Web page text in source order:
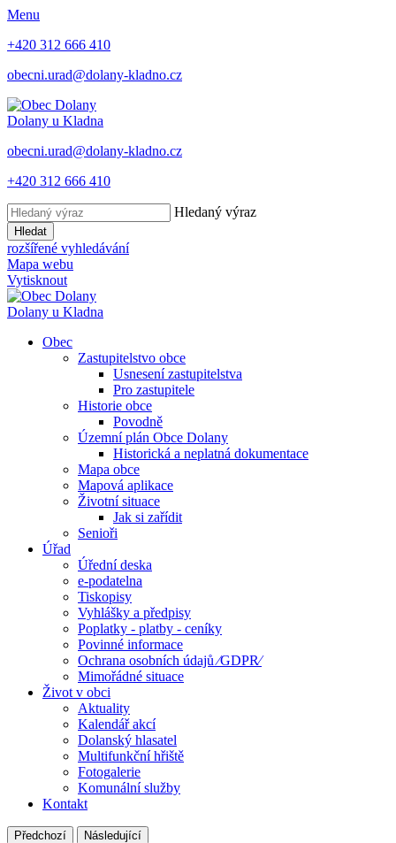
Menu
+420 312 666 410
obecni.urad@dolany-kladno.cz
Dolany u Kladna
obecni.urad@dolany-kladno.cz
+420 312 666 410
Hledaný výraz
Hledat
rozšířené vyhledávání
Mapa webu
Vytisknout
Dolany u Kladna
Obec
Zastupitelstvo obce
Usnesení zastupitelstva
Pro zastupitele
Historie obce
Povodně
Územní plán Obce Dolany
Historická a neplatná dokumentace
Mapa obce
Mapová aplikace
Životní situace
Jak si zařídit
Senioři
Úřad
Úřední deska
e-podatelna
Tiskopisy
Vyhlášky a předpisy
Poplatky - platby - ceníky
Povinné informace
Ochrana osobních údajů ⁄GDPR⁄
Mimořádné situace
Život v obci
Aktuality
Kalendář akcí
Dolanský hlasatel
Multifunkční hřiště
Fotogalerie
Komunální služby
Kontakt
Předchozí Následující